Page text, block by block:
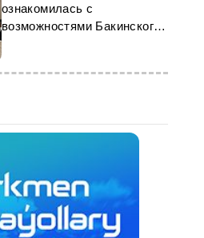
ознакомилась с
возможностями Бакинского
морского порта